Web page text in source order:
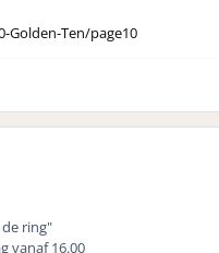
Ten/page10
ring"
vanaf 16.00